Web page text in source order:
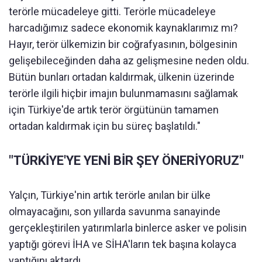
terörle mücadeleye gitti. Terörle mücadeleye
harcadığımız sadece ekonomik kaynaklarımız mı?
Hayır, terör ülkemizin bir coğrafyasının, bölgesinin
gelişebileceğinden daha az gelişmesine neden oldu.
Bütün bunları ortadan kaldırmak, ülkenin üzerinde
terörle ilgili hiçbir imajın bulunmamasını sağlamak
için Türkiye'de artık terör örgütünün tamamen
ortadan kaldırmak için bu süreç başlatıldı."
"TÜRKİYE'YE YENİ BİR ŞEY ÖNERİYORUZ"
Yalçın, Türkiye'nin artık terörle anılan bir ülke
olmayacağını, son yıllarda savunma sanayinde
gerçekleştirilen yatırımlarla binlerce asker ve polisin
yaptığı görevi İHA ve SİHA'ların tek başına kolayca